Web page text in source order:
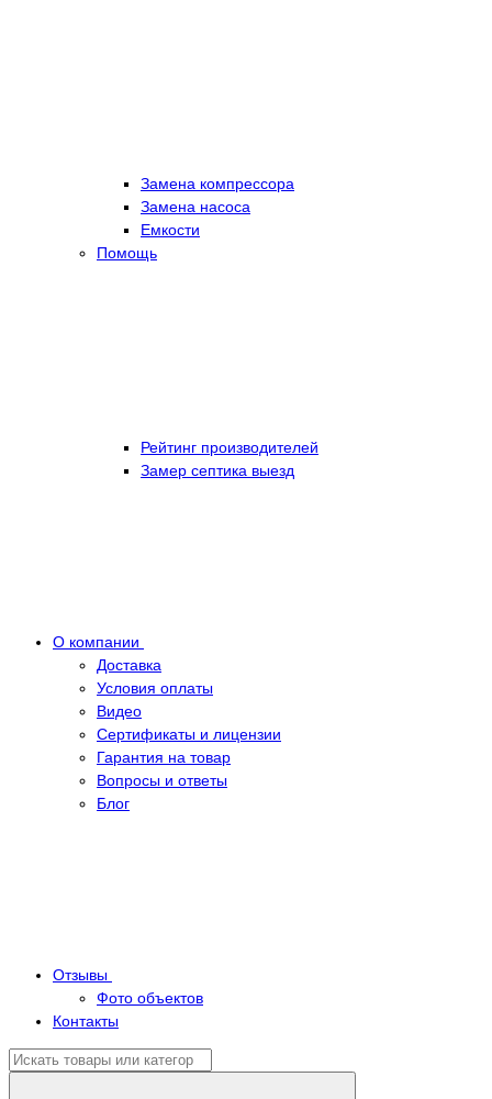
Замена компрессора
Замена насоса
Емкости
Помощь
Рейтинг производителей
Замер септика выезд
О компании
Доставка
Условия оплаты
Видео
Сертификаты и лицензии
Гарантия на товар
Вопросы и ответы
Блог
Отзывы
Фото объектов
Контакты